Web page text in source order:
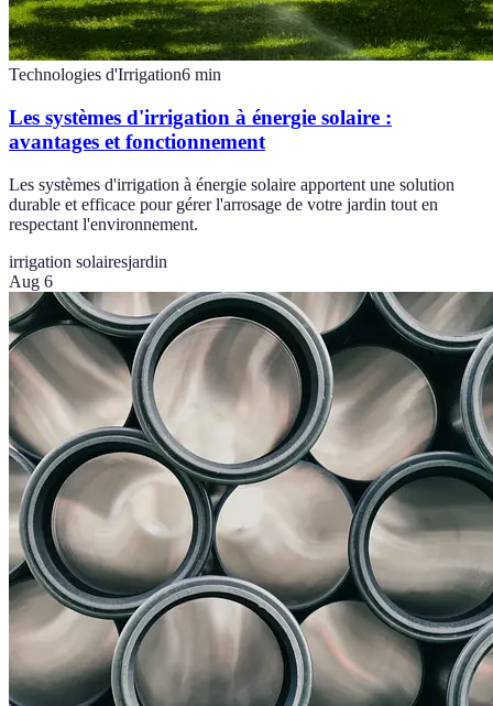
Technologies d'Irrigation6 min
Les systèmes d'irrigation à énergie solaire :
avantages et fonctionnement
Les systèmes d'irrigation à énergie solaire apportent une solution
durable et efficace pour gérer l'arrosage de votre jardin tout en
respectant l'environnement.
irrigation solairesjardin
Aug 6